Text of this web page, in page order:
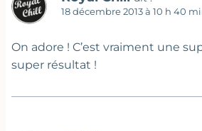
18 décembre 2013 à 10 h 40
On adore ! C’est vraiment une
super résultat !